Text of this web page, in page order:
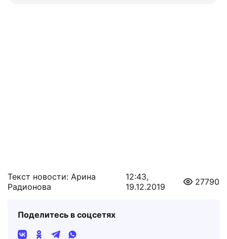
Текст новости: Арина
Радионова
12:43,
19.12.2019
27790
Поделитесь в соцсетях